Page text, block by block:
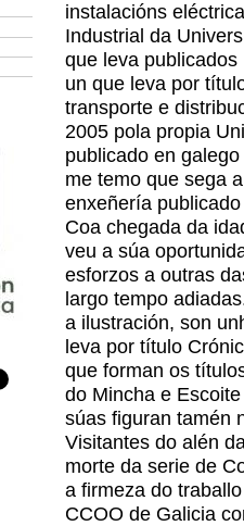
instalacións
Industrial da
que leva
un que leva por
transporte e
2005 pola propia
publicado en
me temo que sega
enxeñería
Coa chegada da
veu a súa
esforzos a outras
largo tempo
a ilustración, son
leva por título
que forman os
do Mincha e
súas figuran tamén
Visitantes do alén
morte da serie de
a firmeza do
CCOO de Galicia